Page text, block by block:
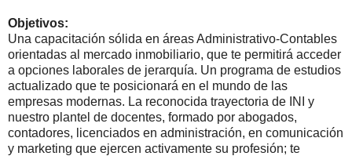
Objetivos:
Una capacitación sólida en áreas Administrativo-Contables
orientadas al mercado inmobiliario, que te permitirá acceder
a opciones laborales de jerarquía. Un programa de estudios
actualizado que te posicionará en el mundo de las
empresas modernas. La reconocida trayectoria de INI y
nuestro plantel de docentes, formado por abogados,
contadores, licenciados en administración, en comunicación
y marketing que ejercen activamente su profesión; te